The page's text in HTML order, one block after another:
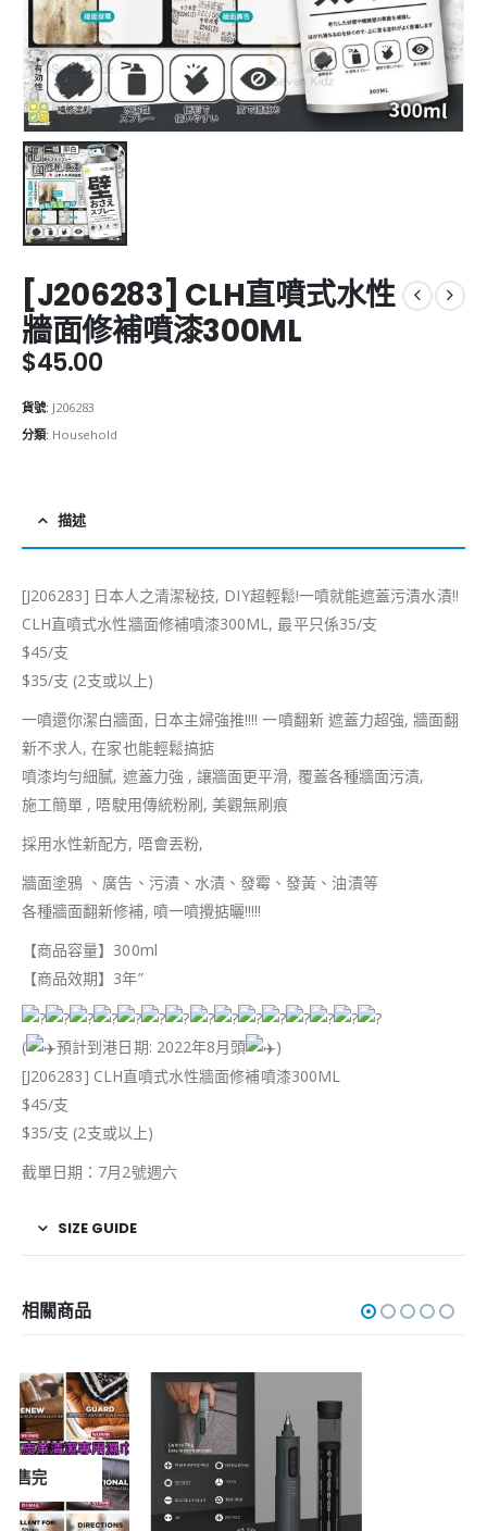
[J206283] CLH直噴式水性
牆面修補噴漆300ML
$45.00
貨號: J206283
分類: Household
描述
[J206283] 日本人之清潔秘技, DIY超輕鬆!一噴就能遮蓋污漬水漬!!
CLH直噴式水性牆面修補噴漆300ML, 最平只係35/支
$45/支
$35/支 (2支或以上)
一噴還你潔白牆面, 日本主婦強推!!!! 一噴翻新 遮蓋力超強, 牆面翻
新不求人, 在家也能輕鬆搞掂
噴漆均勻細膩, 遮蓋力強 , 讓牆面更平滑, 覆蓋各種牆面污漬,
施工簡單 , 唔駛用傳統粉刷, 美觀無刷痕
採用水性新配方, 唔會丟粉,
牆面塗鴉 、廣告、污漬、水漬、發霉、發黃、油漬等
各種牆面翻新修補, 噴一噴攪掂曬!!!!!
【商品容量】300ml
【商品效期】3年”
( 預計到港日期: 2022年8月頭
)
[J206283] CLH直噴式水性牆面修補噴漆300ML
$45/支
$35/支 (2支或以上)
截單日期：7月2號週六
SIZE GUIDE
相關商品
已售完